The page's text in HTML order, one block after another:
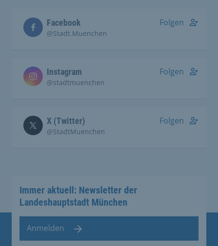
Facebook
@Stadt.Muenchen
Folgen
Instagram
@stadtmuenchen
Folgen
X (Twitter)
@StadtMuenchen
Folgen
Immer aktuell: Newsletter der
Landeshauptstadt München
Anmelden